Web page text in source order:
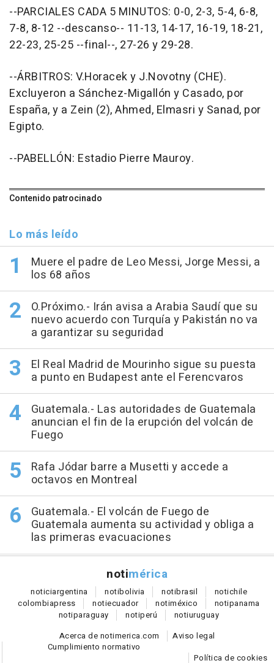
--PARCIALES CADA 5 MINUTOS: 0-0, 2-3, 5-4, 6-8,
7-8, 8-12 --descanso-- 11-13, 14-17, 16-19, 18-21,
22-23, 25-25 --final--, 27-26 y 29-28.
--ÁRBITROS: V.Horacek y J.Novotny (CHE).
Excluyeron a Sánchez-Migallón y Casado, por
España, y a Zein (2), Ahmed, Elmasri y Sanad, por
Egipto.
--PABELLÓN: Estadio Pierre Mauroy.
Contenido patrocinado
Lo más leído
Muere el padre de Leo Messi, Jorge Messi, a
los 68 años
O.Próximo.- Irán avisa a Arabia Saudí que su
nuevo acuerdo con Turquía y Pakistán no va
a garantizar su seguridad
El Real Madrid de Mourinho sigue su puesta
a punto en Budapest ante el Ferencvaros
Guatemala.- Las autoridades de Guatemala
anuncian el fin de la erupción del volcán de
Fuego
Rafa Jódar barre a Musetti y accede a
octavos en Montreal
Guatemala.- El volcán de Fuego de
Guatemala aumenta su actividad y obliga a
las primeras evacuaciones
notimérica
noticiargentina notibolivia notibrasil notichile
colombiapress notiecuador notiméxico notipanama
notiparaguay notiperú notiuruguay
Acerca de notimerica.com
Aviso legal
Cumplimiento normativo
Política de cookies